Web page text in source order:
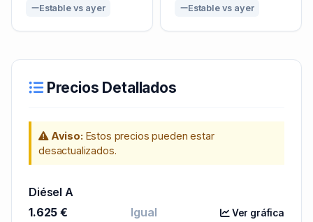
Estable vs ayer Estable vs ayer
Precios Detallados
Aviso: Estos precios pueden estar
desactualizados.
Diésel A
1.625 €
Igual Ver gráfica